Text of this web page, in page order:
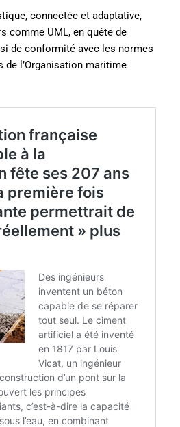
connectée et adaptative,
comme UML, en quête de
de conformité avec les normes
l’Organisation maritime